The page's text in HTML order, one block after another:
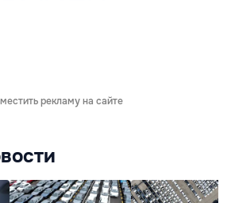
рекламу на сайте